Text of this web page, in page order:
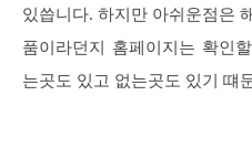
있씁니다. 하지만 아쉬운점은
품이라던지 홈페이지는 확인
는곳도 있고 없는곳도 있기 떄